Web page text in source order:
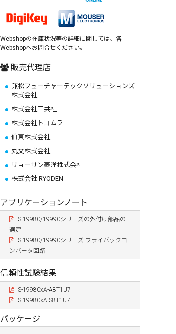
Webshopの在庫状況等の詳細に関しては、各
Webshopへお問合せください。
販売代理店
兼松フューチャーテックソリューションズ
株式会社
株式会社三共社
株式会社トヨムラ
伯東株式会社
丸文株式会社
リョーサン菱洋株式会社
株式会社 RYODEN
アプリケーションノート
S-19980/19990シリーズの外付け部品の
選定
S-19980/19990シリーズ フライバックコ
ンバータ回路
信頼性試験結果
S-19980xA-A8T1U7
S-19980xA-S8T1U7
パッケージ